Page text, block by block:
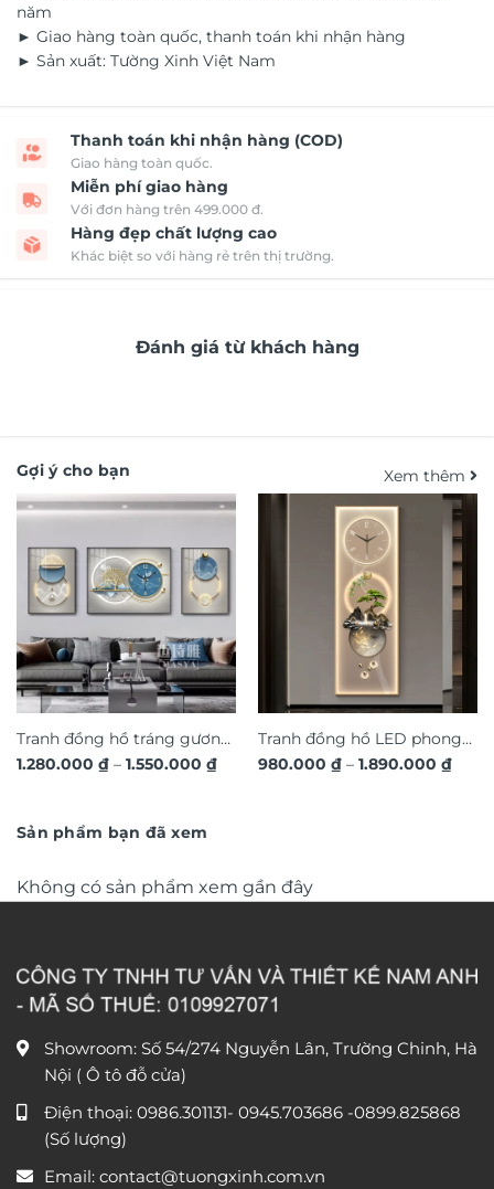
năm
► Giao hàng toàn quốc, thanh toán khi nhận hàng
► Sản xuất: Tường Xinh Việt Nam
Thanh toán khi nhận hàng (COD)
Giao hàng toàn quốc.
Miễn phí giao hàng
Với đơn hàng trên 499.000 đ.
Hàng đẹp chất lượng cao
Khác biệt so với hàng rẻ trên thị trường.
Đánh giá từ khách hàng
Gợi ý cho bạn Xem thêm
Tranh đồng hồ tráng gương
hươu 3D hiện đại TG4543
1.280.000 ₫ – 1.550.000 ₫Khoảng
Tranh đồng hồ LED phong
cảnh 3D nghệ thuật DG365
980.000 ₫ – 1.890.000 ₫
Sản phẩm bạn đã xem
Không có sản phẩm xem gần đây
Showroom: Số 54/274 Nguyễn Lân, Trường Chinh, Hà
Nội ( Ô tô đỗ cửa)
Điện thoại: 0986.301131- 0945.703686 -0899.825868
(Số lượng)
Email: contact@tuongxinh.com.vn